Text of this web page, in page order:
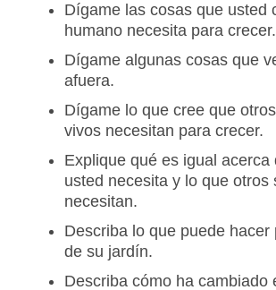
Dígame las cosas que usted
humano necesita para crecer.
Dígame algunas cosas que
afuera.
Dígame lo que cree que
vivos necesitan para crecer.
Explique qué es igual acerca
usted necesita y lo que otros
necesitan.
Describa lo que puede hacer
de su jardín.
Describa cómo ha cambiado